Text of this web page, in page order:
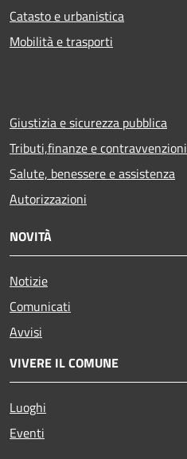
Catasto e urbanistica
Mobilità e trasporti
Giustizia e sicurezza pubblica
Tributi,finanze e contravvenzioni
Salute, benessere e assistenza
Autorizzazioni
NOVITÀ
Notizie
Comunicati
Avvisi
VIVERE IL COMUNE
Luoghi
Eventi